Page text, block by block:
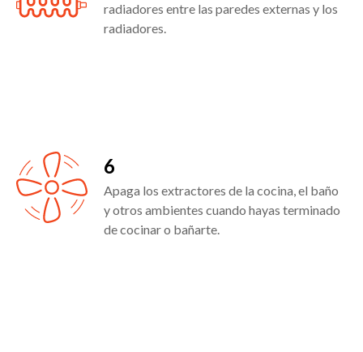
radiadores entre las paredes externas y los
radiadores.
6
Apaga los extractores de la cocina, el baño
y otros ambientes cuando hayas terminado
de cocinar o bañarte.